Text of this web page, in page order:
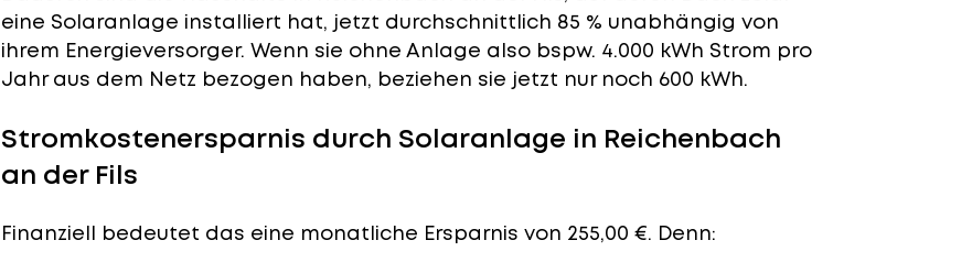
eine Solaranlage installiert hat, jetzt durchschnittlich 85 % unabhängig von
ihrem Energieversorger. Wenn sie ohne Anlage also bspw. 4.000 kWh Strom pro
Jahr aus dem Netz bezogen haben, beziehen sie jetzt nur noch 600 kWh.
Stromkostenersparnis durch Solaranlage in Reichenbach
an der Fils
Finanziell bedeutet das eine monatliche Ersparnis von 255,00 €. Denn: